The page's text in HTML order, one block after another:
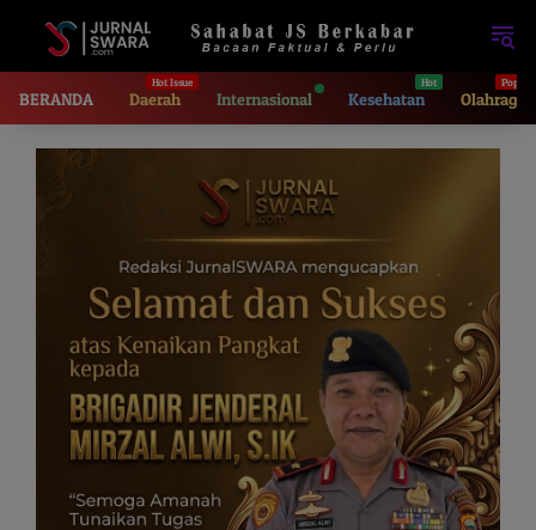
BERANDA Daerah Internasional Kesehatan Olahraga